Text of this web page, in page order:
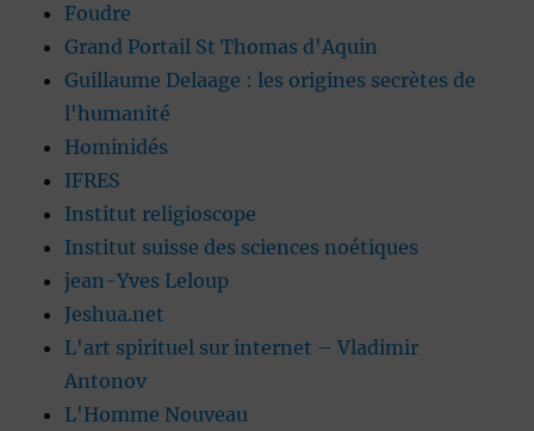
Foudre
Grand Portail St Thomas d'Aquin
Guillaume Delaage : les origines secrètes de
l'humanité
Hominidés
IFRES
Institut religioscope
Institut suisse des sciences noétiques
jean-Yves Leloup
Jeshua.net
L'art spirituel sur internet – Vladimir
Antonov
L'Homme Nouveau